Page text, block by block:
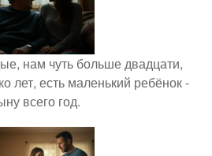
нам чуть больше двадцати,
лет, есть маленький ребёнок -
всего год.